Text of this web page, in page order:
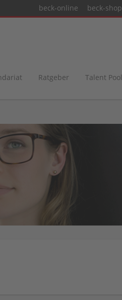
beck-online beck-shop
Ratgeber Talent Pool